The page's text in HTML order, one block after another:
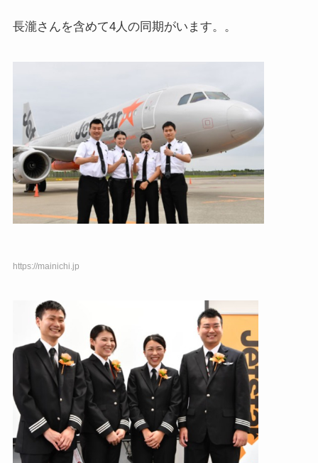
長瀧さんを含めて4人の同期がいます。。
https://mainichi.jp